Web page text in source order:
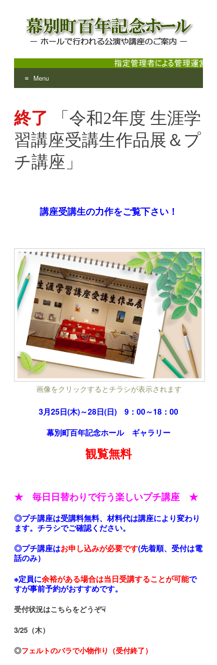
幕別町百年記念ホール
ホールで行われる公演や講座のご案内
Menu
content
終了
「令和2年度 生涯学
習講座受講生作品展＆プ
チ講座」
講座受講生の力作をご覧下さい！
画像をクリックするとチラシが表示されます
3月25日(木)～28日(日) 9：00～18：00
幕別町百年記念ホール ギャラリー
観覧無料
★ 毎日日替わりで行う楽しいプチ講座 ★
◎プチ講座は受講料無料、材料代は講座により変わり
ます。チラシでご確認ください。
◎プチ講座はお申し込みが必要です(先着順、受付は電
話のみ）
※定員に余裕がある場合は当日受講することが可能で
すが事前予約がおすすめです。
受付状況はこちらをどうぞ☟
3/25（木）
◎フェルトのバラで小物作り（受付終了）